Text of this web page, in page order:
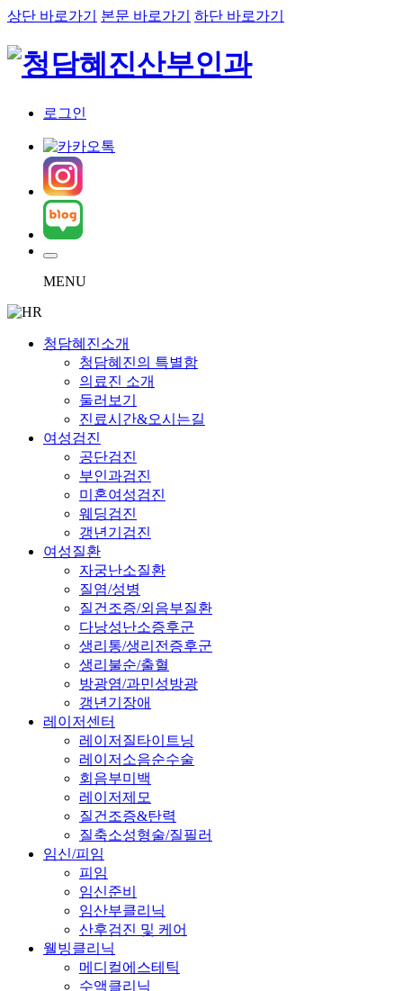
상단 바로가기 본문 바로가기 하단 바로가기
로그인
MENU
청담혜진소개
청담혜진의 특별함
의료진 소개
둘러보기
진료시간&오시는길
여성검진
공단검진
부인과검진
미혼여성검진
웨딩검진
갱년기검진
여성질환
자궁난소질환
질염/성병
질건조증/외음부질환
다낭성난소증후군
생리통/생리전증후군
생리불순/출혈
방광염/과민성방광
갱년기장애
레이저센터
레이저질타이트닝
레이저소음순수술
회음부미백
레이저제모
질건조증&탄력
질축소성형술/질필러
임신/피임
피임
임신준비
임산부클리닉
산후검진 및 케어
웰빙클리닉
메디컬에스테틱
수액클리닉